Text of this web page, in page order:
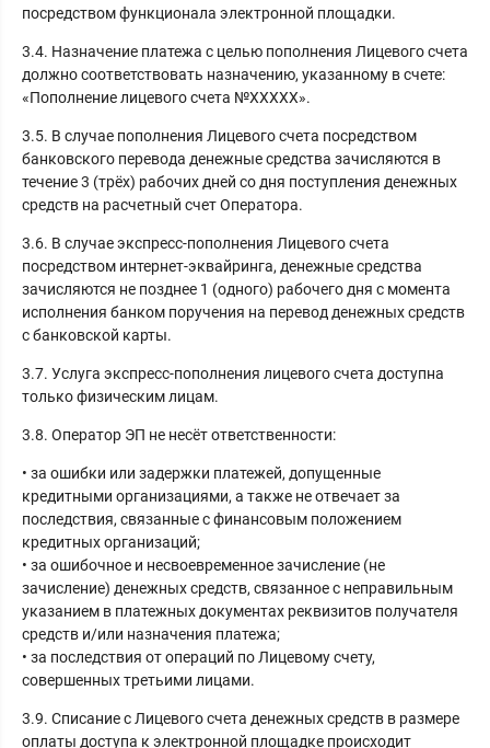
посредством функционала электронной площадки.
3.4. Назначение платежа с целью пополнения Лицевого счета
должно соответствовать назначению, указанному в счете:
«Пополнение лицевого счета №ХХХХХ».
3.5. В случае пополнения Лицевого счета посредством
банковского перевода денежные средства зачисляются в
течение 3 (трёх) рабочих дней со дня поступления денежных
средств на расчетный счет Оператора.
3.6. В случае экспресс-пополнения Лицевого счета
посредством интернет-эквайринга, денежные средства
зачисляются не позднее 1 (одного) рабочего дня с момента
исполнения банком поручения на перевод денежных средств
с банковской карты.
3.7. Услуга экспресс-пополнения лицевого счета доступна
только физическим лицам.
3.8. Оператор ЭП не несёт ответственности:
• за ошибки или задержки платежей, допущенные
кредитными организациями, а также не отвечает за
последствия, связанные с финансовым положением
кредитных организаций;
• за ошибочное и несвоевременное зачисление (не
зачисление) денежных средств, связанное с неправильным
указанием в платежных документах реквизитов получателя
средств и/или назначения платежа;
• за последствия от операций по Лицевому счету,
совершенных третьими лицами.
3.9. Списание с Лицевого счета денежных средств в размере
оплаты доступа к электронной площадке происходит